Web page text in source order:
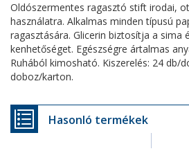
Oldószermentes ragasztó stift irodai,
használatra. Alkalmas minden típusú
ragasztására. Glicerin biztosítja a sima
kenhetőséget. Egészségre ártalmas
Ruhából kimosható. Kiszerelés: 24 db/
doboz/karton.
Hasonló termékek